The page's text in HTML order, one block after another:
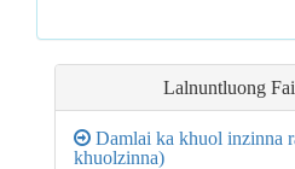
Lalnuntluong
Damlai ka khuol inzinna
khuolzinna)